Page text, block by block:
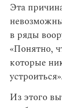
Эта
в ряды
«Понятно,
которые
Из этого